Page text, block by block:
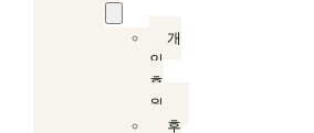
개
인
후
원
후